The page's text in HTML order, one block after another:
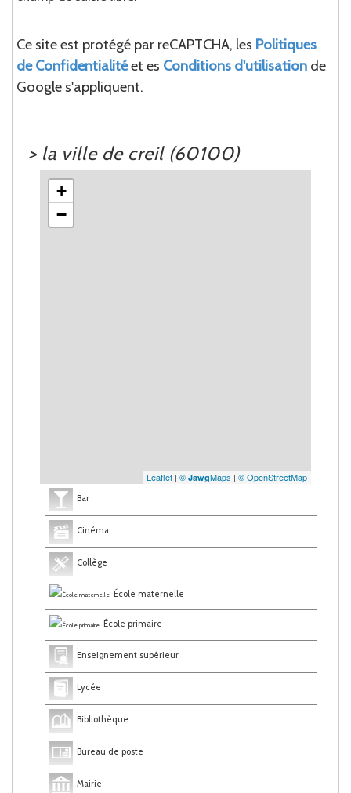
Ce site est protégé par reCAPTCHA, les Politiques
de Confidentialitéet es Conditions d'utilisation de
Google s'appliquent.
> la ville de creil (60100)
+
−
Leaflet | © JawgMaps | © OpenStreetMap
Bar
Cinéma
Collège
École maternelle
École primaire
Enseignement supérieur
Lycée
Bibliothèque
Bureau de poste
Mairie